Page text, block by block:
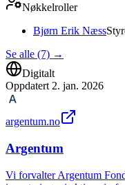
Nøkkelroller
Bjørn Erik Næss
Se alle (7) →
Digitalt
Oppdatert 2. jan. 2026
argentum.no
Argentum
Vi forvalter Argentum